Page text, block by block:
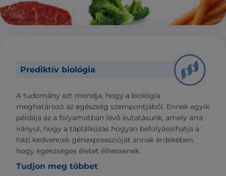
Prediktív biológia
A tudomány azt mondja, hogy a biológia
meghatározó az egészség szempontjából. Ennek egyik
példája az a folyamatban lévő kutatásunk, amely arra
irányul, hogy a táplálkozás hogyan befolyásolhatja a
házi kedvencek génexpresszióját annak érdekében,
hogy egészséges életet élhessenek.
Tudjon meg többet